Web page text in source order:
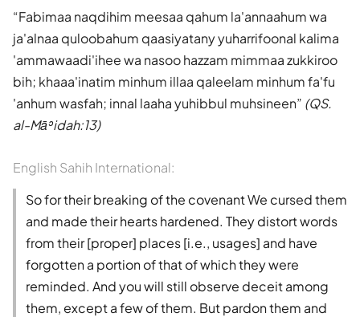
Fabimaa naqdihim meesaa qahum la'annaahum wa
ja'alnaa quloobahum qaasiyatany yuharrifoonal kalima
'ammawaadi'ihee wa nasoo hazzam mimmaa zukkiroo
bih; khaaa'inatim minhum illaa qaleelam minhum fa'fu
'anhum wasfah; innal laaha yuhibbul muhsineen (QS.
al-Māʾidah:13)
English Sahih International:
So for their breaking of the covenant We cursed them
and made their hearts hardened. They distort words
from their [proper] places [i.e., usages] and have
forgotten a portion of that of which they were
reminded. And you will still observe deceit among
them, except a few of them. But pardon them and